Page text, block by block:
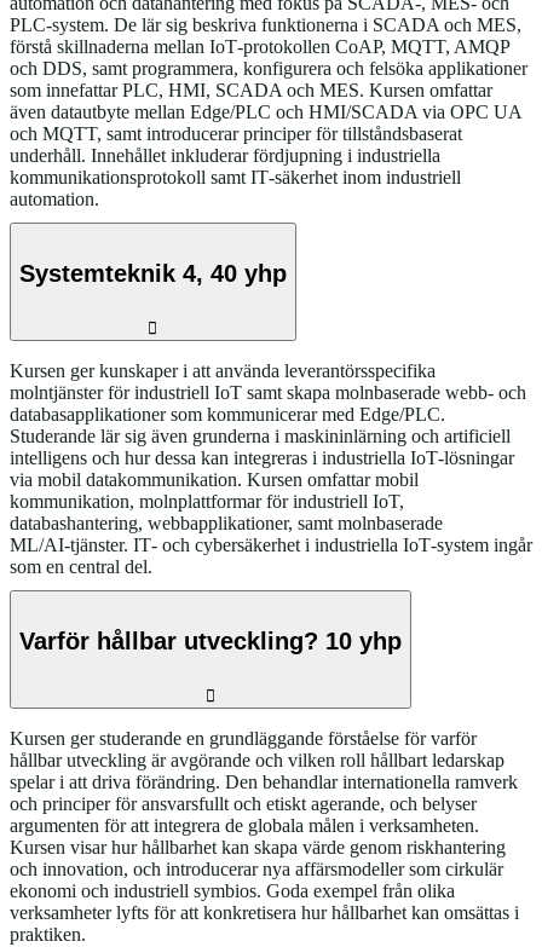
PLC‑system. De lär sig beskriva funktionerna i SCADA och MES,
förstå skillnaderna mellan IoT‑protokollen CoAP, MQTT, AMQP
och DDS, samt programmera, konfigurera och felsöka applikationer
som innefattar PLC, HMI, SCADA och MES. Kursen omfattar
även datautbyte mellan Edge/PLC och HMI/SCADA via OPC UA
och MQTT, samt introducerar principer för tillståndsbaserat
underhåll. Innehållet inkluderar fördjupning i industriella
kommunikationsprotokoll samt IT‑säkerhet inom industriell
automation.
Systemteknik 4, 40 yhp
Kursen ger kunskaper i att använda leverantörsspecifika
molntjänster för industriell IoT samt skapa molnbaserade webb‑ och
databasapplikationer som kommunicerar med Edge/PLC.
Studerande lär sig även grunderna i maskininlärning och artificiell
intelligens och hur dessa kan integreras i industriella IoT‑lösningar
via mobil datakommunikation. Kursen omfattar mobil
kommunikation, molnplattformar för industriell IoT,
databashantering, webbapplikationer, samt molnbaserade
ML/AI‑tjänster. IT‑ och cybersäkerhet i industriella IoT‑system ingår
som en central del.
Varför hållbar utveckling? 10 yhp
Kursen ger studerande en grundläggande förståelse för varför
hållbar utveckling är avgörande och vilken roll hållbart ledarskap
spelar i att driva förändring. Den behandlar internationella ramverk
och principer för ansvarsfullt och etiskt agerande, och belyser
argumenten för att integrera de globala målen i verksamheten.
Kursen visar hur hållbarhet kan skapa värde genom riskhantering
och innovation, och introducerar nya affärsmodeller som cirkulär
ekonomi och industriell symbios. Goda exempel från olika
verksamheter lyfts för att konkretisera hur hållbarhet kan omsättas i
praktiken.